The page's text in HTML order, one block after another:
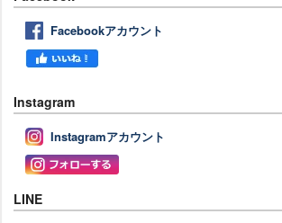
Facebookアカウント
Instagram
Instagramアカウント
LINE